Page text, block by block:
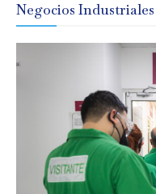
Negocios Industriales